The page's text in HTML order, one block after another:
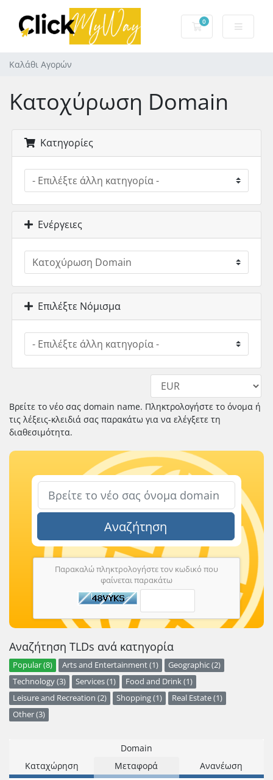
0
Καλάθι Αγορών
Καλάθι Αγορών
Κατοχύρωση Domain
Κατηγορίες
Ενέργειες
Επιλέξτε Νόμισμα
Βρείτε το νέο σας domain name. Πληκτρολογήστε το όνομα ή
τις λέξεις-κλειδιά σας παρακάτω για να ελέγξετε τη
διαθεσιμότητα.
Αναζήτηση
Παρακαλώ πληκτρολογήστε τον κωδικό που
φαίνεται παρακάτω
Αναζήτηση TLDs ανά κατηγορία
Popular (8) Arts and Entertainment (1)
Geographic (2)
Technology (3)
Services (1)
Food and Drink (1)
Leisure and Recreation (2)
Shopping (1)
Real Estate (1)
Other (3)
Domain
Καταχώρηση
Μεταφορά Ανανέωση